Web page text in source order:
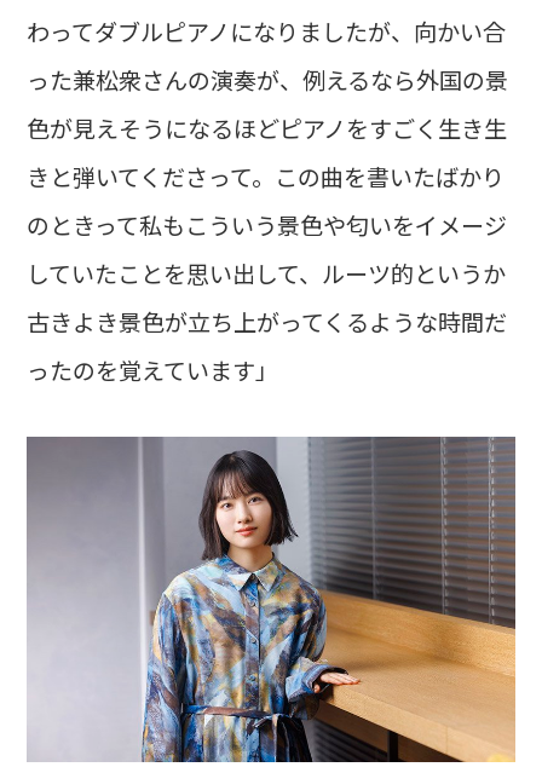
わってダブルピアノになりましたが、向かい合
った兼松衆さんの演奏が、例えるなら外国の景
色が見えそうになるほどピアノをすごく生き生
きと弾いてくださって。この曲を書いたばかり
のときって私もこういう景色や匂いをイメージ
していたことを思い出して、ルーツ的というか
古きよき景色が立ち上がってくるような時間だ
ったのを覚えています」